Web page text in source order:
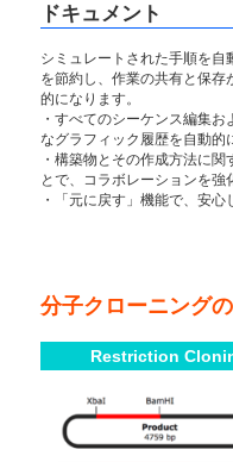
ドキュメント
シミュレートされた手順を自
を節約し、作業の共有と保
的になります。
・すべてのシーケンス編集
なグラフィック履歴を自動的
・構築物とその作成方法に
とで、コラボレーションを強
・「元に戻す」機能で、安心
分子クローニング
Restriction